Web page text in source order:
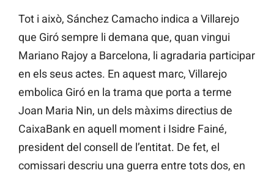
Tot i això, Sánchez Camacho indica a Villarejo
que Giró sempre li demana que, quan vingui
Mariano Rajoy a Barcelona, li agradaria participar
en els seus actes. En aquest marc, Villarejo
embolica Giró en la trama que porta a terme
Joan Maria Nin, un dels màxims directius de
CaixaBank en aquell moment i Isidre Fainé,
president del consell de l’entitat. De fet, el
comissari descriu una guerra entre tots dos, en